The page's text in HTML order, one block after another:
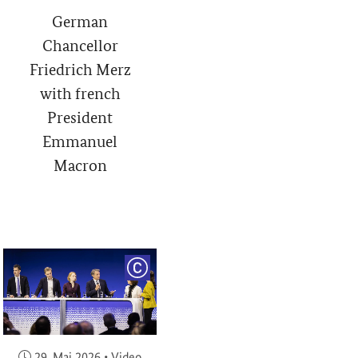
German
Chancellor
Friedrich Merz
with french
President
Emmanuel
Macron
COPYRIGHT